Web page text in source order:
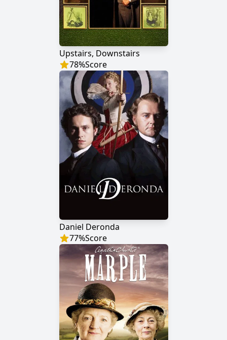
Upstairs, Downstairs
78%Score
Daniel Deronda
77%Score